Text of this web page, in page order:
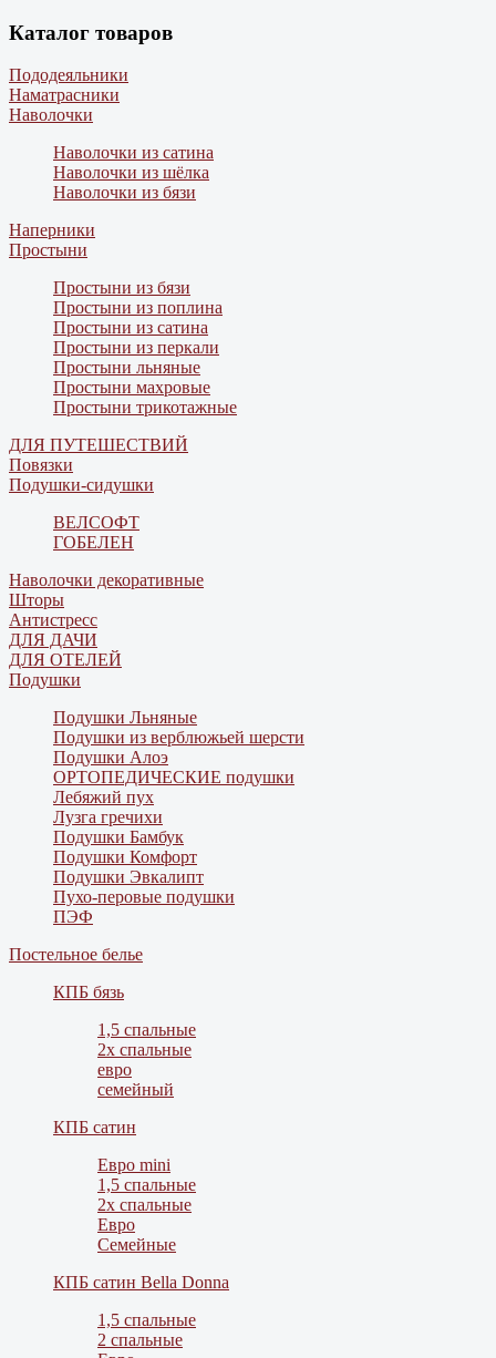
Каталог товаров
Пододеяльники
Наматрасники
Наволочки
Наволочки из сатина
Наволочки из шёлка
Наволочки из бязи
Наперники
Простыни
Простыни из бязи
Простыни из поплина
Простыни из сатина
Простыни из перкали
Простыни льняные
Простыни махровые
Простыни трикотажные
ДЛЯ ПУТЕШЕСТВИЙ
Повязки
Подушки-сидушки
ВЕЛСОФТ
ГОБЕЛЕН
Наволочки декоративные
Шторы
Антистресс
ДЛЯ ДАЧИ
ДЛЯ ОТЕЛЕЙ
Подушки
Подушки Льняные
Подушки из верблюжьей шерсти
Подушки Алоэ
ОРТОПЕДИЧЕСКИЕ подушки
Лебяжий пух
Лузга гречихи
Подушки Бамбук
Подушки Комфорт
Подушки Эвкалипт
Пухо-перовые подушки
ПЭФ
Постельное белье
КПБ бязь
1,5 спальные
2х спальные
евро
семейный
КПБ сатин
Евро mini
1,5 спальные
2х спальные
Евро
Семейные
КПБ сатин Bella Donna
1,5 спальные
2 спальные